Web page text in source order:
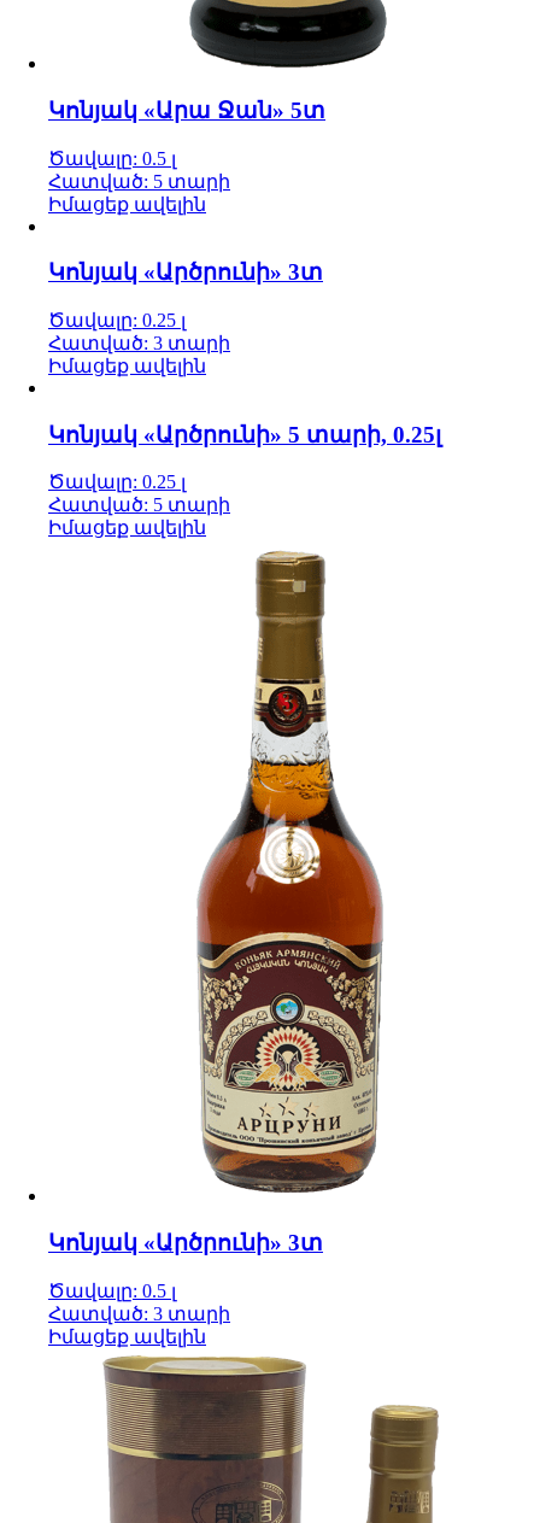
Կոնյակ «Արա Ջան» 5տ
Ծավալը: 0.5 լ
Հատված: 5 տարի
Իմացեք ավելին
Կոնյակ «Արծրունի» 3տ
Ծավալը: 0.25 լ
Հատված: 3 տարի
Իմացեք ավելին
Կոնյակ «Արծրունի» 5 տարի, 0.25լ
Ծավալը: 0.25 լ
Հատված: 5 տարի
Իմացեք ավելին
Կոնյակ «Արծրունի» 3տ
Ծավալը: 0.5 լ
Հատված: 3 տարի
Իմացեք ավելին